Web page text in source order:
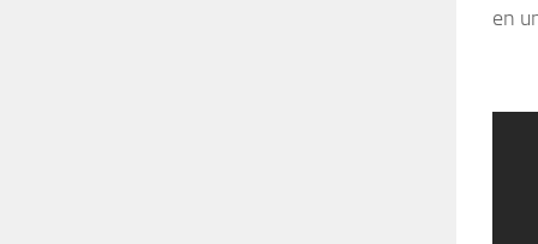
en